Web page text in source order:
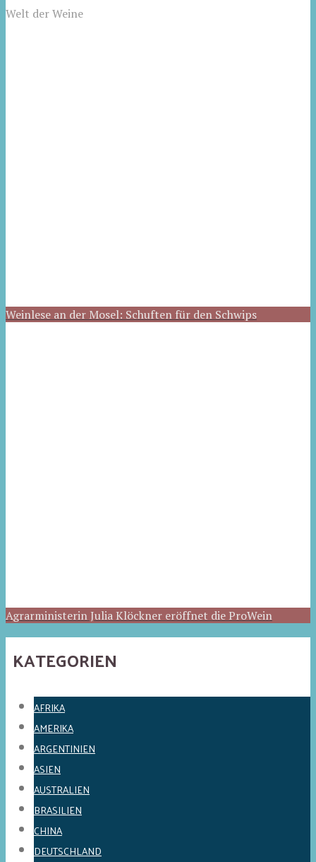
Welt der Weine
Weinlese an der Mosel: Schuften für den Schwips
Agrarministerin Julia Klöckner eröffnet die ProWein
KATEGORIEN
AFRIKA
AMERIKA
ARGENTINIEN
ASIEN
AUSTRALIEN
BRASILIEN
CHINA
DEUTSCHLAND